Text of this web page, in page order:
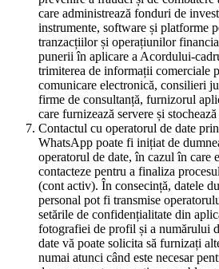
care administrează fonduri de
instrumente, software și platforme
tranzacțiilor și operațiunilor
punerii în aplicare a Acordului-
trimiterea de informații comerciale
comunicare electronică, consilieri
firme de consultanță, furnizorul
care furnizează servere și stochează
Contactul cu operatorul de date
WhatsApp poate fi inițiat de
operatorul de date, în cazul în care
contacteze pentru a finaliza
(cont activ). În consecință, datele
personal pot fi transmise
setările de confidențialitate din
fotografiei de profil și a numărului
date vă poate solicita să furnizați
numai atunci când este necesar